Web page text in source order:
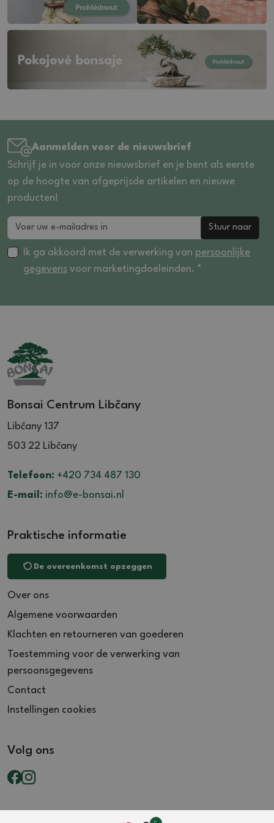
Aanmelden voor de nieuwsbrief
Schrijf je in voor onze nieuwsbrief en je bent als eerste
op de hoogte van afgeprijsde artikelen en nieuwe
producten!
Stuur naar
Ik ga akkoord met de verwerking van persoonlijke
gegevens voor marketingdoeleinden. *
Bonsai Centrum Libčany
Libčany 137
503 22 Libčany
Telefoon: +420 734 487 130
E-mail: info@e-bonsai.nl
Praktische informatie
De overeenkomst opzeggen
Over ons
Algemene voorwaarden
Klachten en retourneren van goederen
Toestemming voor de verwerking van
persoonsgegevens
Contact
Instellingen cookies
Volg ons